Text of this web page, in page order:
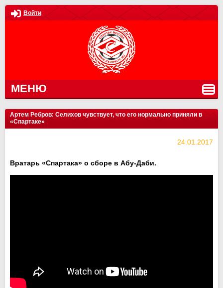
Войти
МЕНЮ
Артем Ребров: Селихов чувствует, что его нормально приняли в
«Спартаке»
24.01.2017
Вратарь «Спартака» о сборе в Абу-Даби.